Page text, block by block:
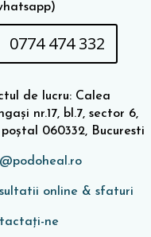
0774 474 332
de lucru: Calea
nr.17, bl.7, sector 6,
060332, Bucuresti
online & sfaturi
ne